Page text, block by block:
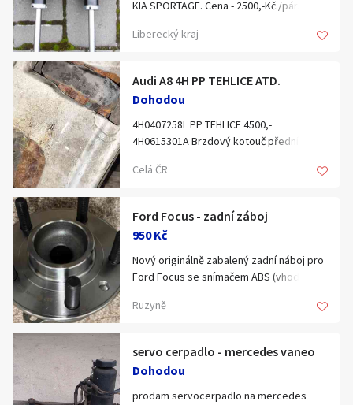
KIA SPORTAGE. Cena - 2500,-Kč./pár.
Liberecký kraj
Audi A8 4H PP TEHLICE ATD.
Dohodou
4H0407258L PP TEHLICE 4500,-
4H0615301A Brzdový kotouč přední Audi
4H0615106BB třmen brzd.předek
8R0501204DX Hnací hřídel poloosa 1000,-
Celá ČR
Ford Focus - zadní záboj
950 Kč
Nový originálně zabalený zadní náboj pro
Ford Focus se snímačem ABS (vhodný
Včetně montážních šroubů s hlavou thorx.
Ruzyně
servo cerpadlo - mercedes vaneo
Dohodou
prodam servocerpadlo na mercedes
Hledat v textu
Nabídka/poptávka